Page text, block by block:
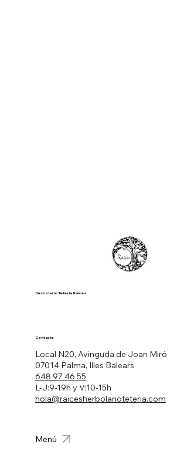
Herbolario Tetería Raíces
Local N20, Avinguda de Joan Miró
07014 Palma, Illes Balears
648 97 46 55
L-J:9-19h y V:10-15h
hola@raicesherbolarioteteria.com
Contacte
Menú